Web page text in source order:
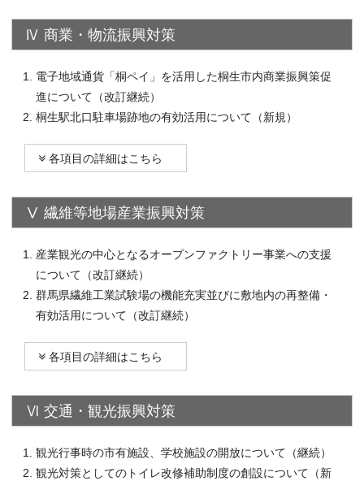
Ⅳ 商業・物流振興対策
電子地域通貨「桐ペイ」を活用した桐生市内商業振興策促
進について（改訂継続）
桐生駅北口駐車場跡地の有効活用について（新規）
各項目の詳細はこちら
Ⅴ 繊維等地場産業振興対策
産業観光の中心となるオープンファクトリー事業への支援
について（改訂継続）
群馬県繊維工業試験場の機能充実並びに敷地内の再整備・
有効活用について（改訂継続）
各項目の詳細はこちら
Ⅵ 交通・観光振興対策
観光行事時の市有施設、学校施設の開放について（継続）
観光対策としてのトイレ改修補助制度の創設について（新